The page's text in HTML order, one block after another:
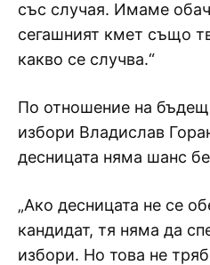
със случая. Имаме
сегашният кмет също
какво се случва.“
По отношение на
избори Владислав
десницата няма шанс
„Ако десницата не се
кандидат, тя няма да
избори. Но това не